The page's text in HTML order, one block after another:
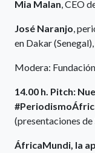
Mia Malan, CEO
José Naranjo,
en Dakar
Modera:
14.00 h. Pitch:
(presentaciones de
ÁfricaMundi, la